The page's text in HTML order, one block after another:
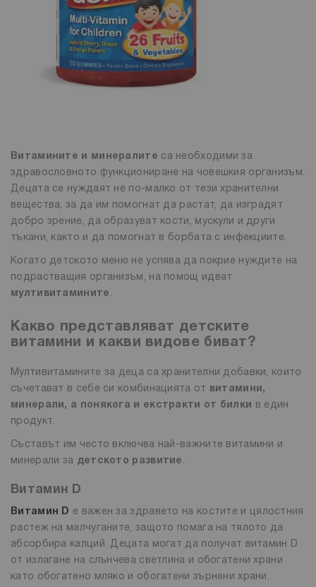
Витамините и минералите са необходими за
здравословното функциониране на човешкия организъм.
Децата се нуждаят не по-малко от тези хранителни
вещества, за да им помогнат да растат, да изградят
добро зрение, да образуват кости, мускули и други
тъкани, както и да помогнат в борбата с инфекциите.
Когато детското меню не успява да покрие нуждите на
подрастващия организъм, на помощ идват
мултивитамините .
Какво представляват детските
витамини и какви видове биват?
Мултивитамините за деца са хранителни добавки, които
съчетават в себе си комбинацията от
витамини,
минерали, а понякога и екстракти от билки
в един
продукт.
Съставът им често включва най-важните витамини и
минерали за детското развитие .
Витамин D
Витамин D е важен за здравето на костите и цялостния
растеж на малчуганите, защото помага на тялото да
абсорбира калций. Децата могат да получат витамин D
от излагане на слънчева светлина и обогатени храни
като обогатено мляко и обогатени зърнени храни.